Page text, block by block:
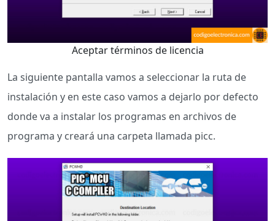
Aceptar términos de licencia
La siguiente pantalla vamos a seleccionar la ruta de
instalación y en este caso vamos a dejarlo por defecto
donde va a instalar los programas en archivos de
programa y creará una carpeta llamada picc.